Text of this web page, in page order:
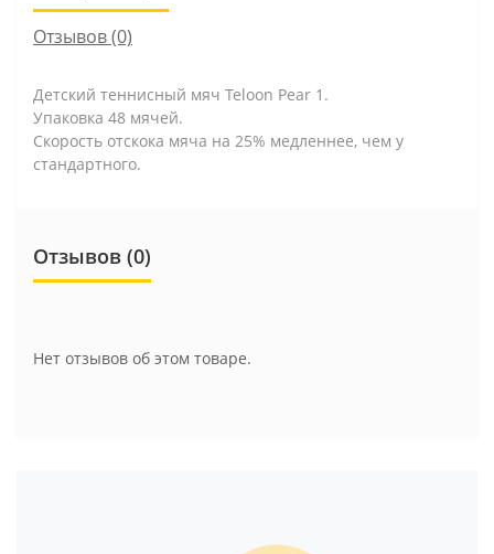
Отзывов (0)
Детский теннисный мяч Teloon Pear 1.
Упаковка 48 мячей.
Скорость отскока мяча на 25% медленнее, чем у
стандартного.
Отзывов (0)
Нет отзывов об этом товаре.